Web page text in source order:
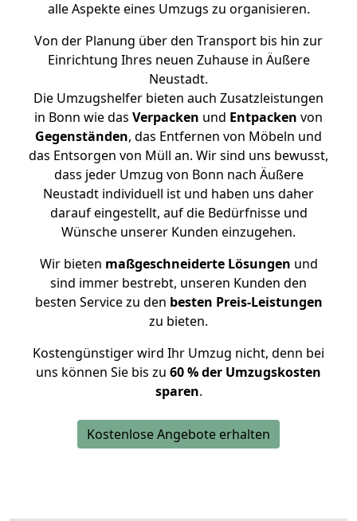
alle Aspekte eines Umzugs zu organisieren.
Von der Planung über den Transport bis hin zur
Einrichtung Ihres neuen Zuhause in Äußere
Neustadt.
Die Umzugshelfer bieten auch Zusatzleistungen
in Bonn wie das Verpacken und Entpacken von
Gegenständen, das Entfernen von Möbeln und
das Entsorgen von Müll an. Wir sind uns bewusst,
dass jeder Umzug von Bonn nach Äußere
Neustadt individuell ist und haben uns daher
darauf eingestellt, auf die Bedürfnisse und
Wünsche unserer Kunden einzugehen.
Wir bieten maßgeschneiderte Lösungen und
sind immer bestrebt, unseren Kunden den
besten Service zu den besten Preis-Leistungen
zu bieten.
Kostengünstiger wird Ihr Umzug nicht, denn bei
uns können Sie bis zu 60 % der Umzugskosten
sparen.
Kostenlose Angebote erhalten